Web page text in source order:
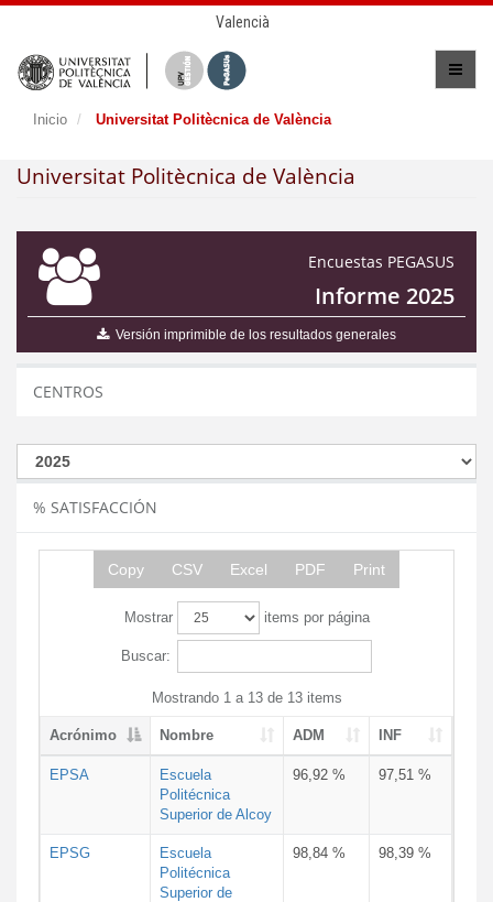
Valencià
Inicio Universitat Politècnica de València
Universitat Politècnica de València
Encuestas PEGASUS
Informe 2025
Versión imprimible de los resultados generales
CENTROS
% SATISFACCIÓN
Copy CSV Excel PDF Print
Mostrar items por página
Buscar:
Mostrando 1 a 13 de 13 items
Acrónimo Nombre ADM INF
EPSA
Escuela
Politécnica
Superior de Alcoy
96,92 % 97,51 %
EPSG
Escuela
Politécnica
Superior de
98,84 % 98,39 %